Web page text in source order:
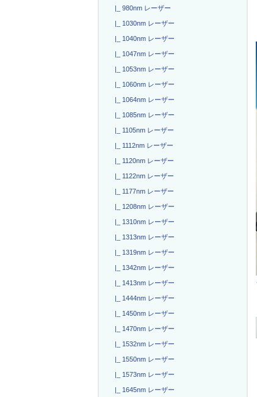
|_ 980nm レーザー
|_ 1030nm レーザー
|_ 1040nm レーザー
|_ 1047nm レーザー
|_ 1053nm レーザー
|_ 1060nm レーザー
|_ 1064nm レーザー
|_ 1085nm レーザー
|_ 1105nm レーザー
|_ 1112nm レーザー
|_ 1120nm レーザー
|_ 1122nm レーザー
|_ 1177nm レーザー
|_ 1208nm レーザー
|_ 1310nm レーザー
|_ 1313nm レーザー
|_ 1319nm レーザー
|_ 1342nm レーザー
|_ 1413nm レーザー
|_ 1444nm レーザー
|_ 1450nm レーザー
|_ 1470nm レーザー
|_ 1532nm レーザー
|_ 1550nm レーザー
|_ 1573nm レーザー
|_ 1645nm レーザー